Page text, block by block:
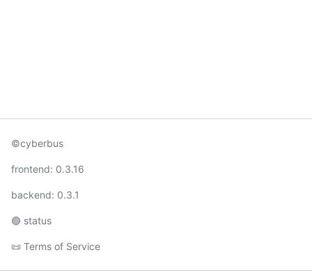
©cyberbus
frontend: 0.3.16
backend: 0.3.1
🟢 status
📜 Terms of Service